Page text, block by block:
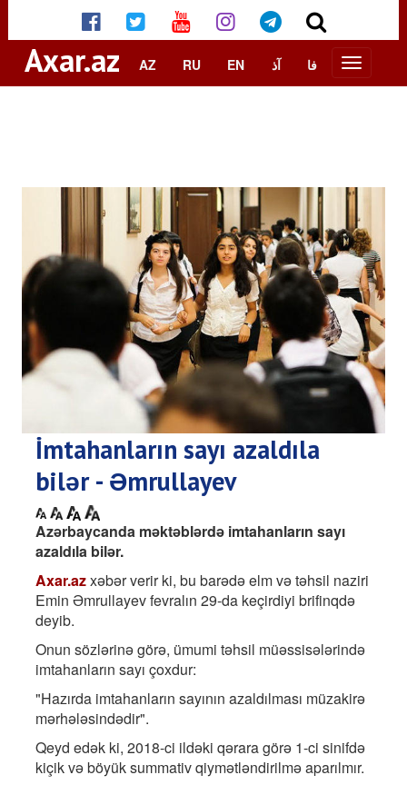
Axar.az AZ RU EN آذ فا
İmtahanların sayı azaldıla
bilər - Əmrullayev
Azərbaycanda məktəblərdə imtahanların sayı
azaldıla bilər.
Axar.azxəbər verir ki, bu barədə elm və təhsil naziri
Emin Əmrullayev fevralın 29-da keçirdiyi brifinqdə
deyib.
Onun sözlərinə görə, ümumi təhsil müəssisələrində
imtahanların sayı çoxdur:
"Hazırda imtahanların sayının azaldılması müzakirə
mərhələsindədir".
Qeyd edək ki, 2018-ci ildəki qərara görə 1-ci sinifdə
kiçik və böyük summativ qiymətləndirilmə aparılmır.